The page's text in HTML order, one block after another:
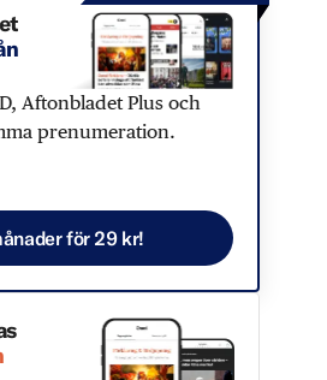
Aftonbladet Plus och
prenumeration.
för 29 kr!